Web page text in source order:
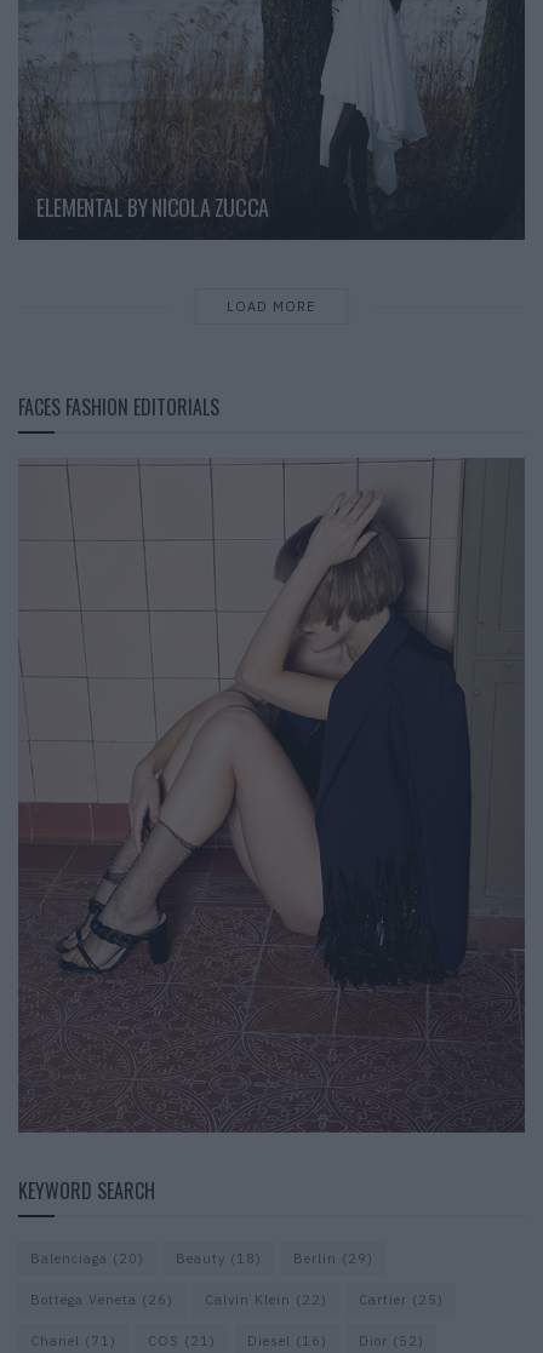
ELEMENTAL BY NICOLA ZUCCA
LOAD MORE
FACES FASHION EDITORIALS
KEYWORD SEARCH
Balenciaga (20) Beauty (18) Berlin (29)
Bottega Veneta (26) Calvin Klein (22) Cartier (25)
Chanel (71) COS (21) Diesel (16) Dior (52)